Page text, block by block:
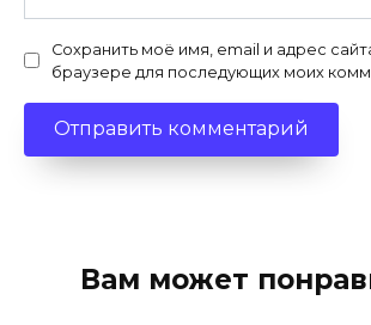
Сохранить моё имя, email и адрес
браузере для последующих моих
Вам может